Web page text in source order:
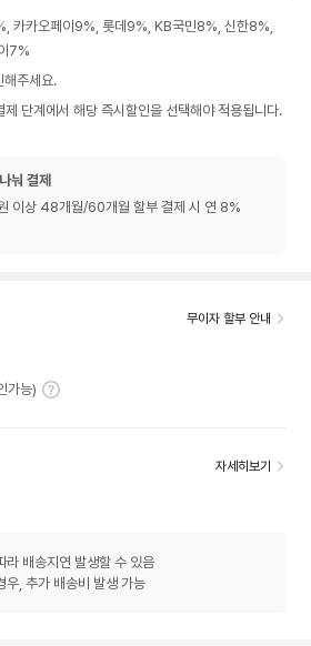
카카오페이9%, 롯데9%, KB국민8%, 신한8%,
7%
해주세요.
단계에서 해당 즉시할인을 선택해야 적용됩니다.
눠 결제
이상 48개월/60개월 할부 결제 시 연 8%
무이자 할부 안내
가능)
자세히보기
배송지연 발생할 수 있음
우, 추가 배송비 발생 가능